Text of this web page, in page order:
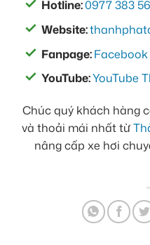
Hotline:0977 383
Website:
Fanpage:
YouTube:YouTube
Chúc quý khách hàng
và thoải mái nhất từ
nâng cấp xe hơi